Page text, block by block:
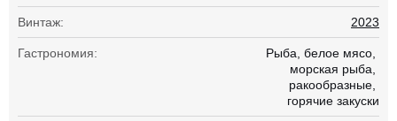
Винтаж: 2023
Гастрономия: Рыба белое мясо
морская рыба
ракообразные
горячие закуски